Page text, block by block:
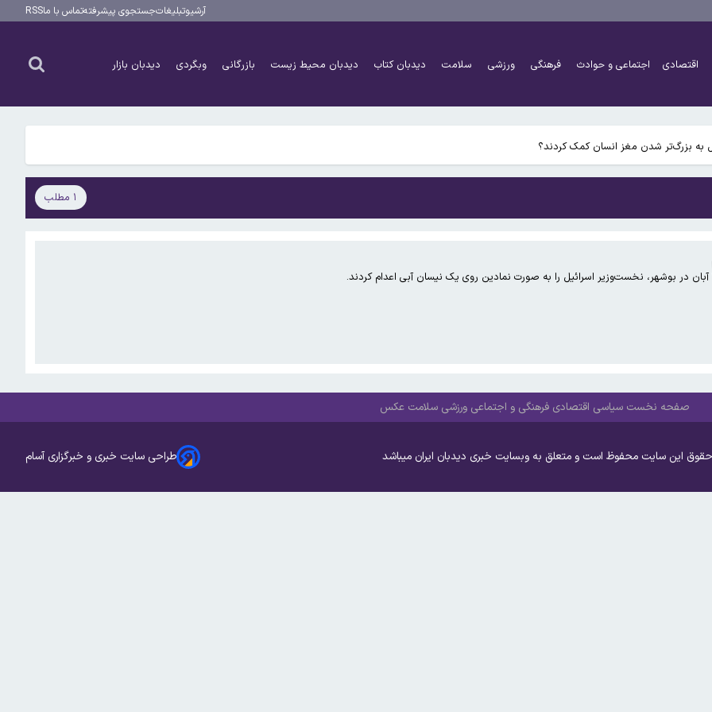
آرشیوتبلیغاتجستجوی پیشرفتهتماس با ماRSS
اقتصادی اجتماعی و حوادث فرهنگی ورزشی سلامت دیدبان کتاب دیدبان محیط زیست بازرگانی وبگردی دیدبان بازار
بزرگ‌تر شدن مغز انسان کمک کردند؟
۱ مطلب
صفحه نخست سیاسی اقتصادی فرهنگی و اجتماعی ورزشی سلامت عکس
این سایت محفوظ است و متعلق به وبسایت خبری دیدبان ایران میباشد طراحی سایت خبری و خبرگزاری آسام